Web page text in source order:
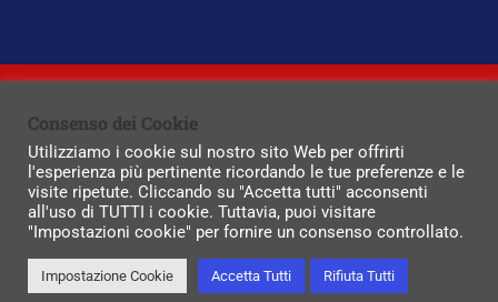
Privacy Informativa sui cookie Sitemap
Consenso dei Cookie
Utilizziamo i cookie sul nostro sito Web per offrirti
l'esperienza più pertinente ricordando le tue preferenze e le
visite ripetute. Cliccando su "Accetta tutti" acconsenti
all'uso di TUTTI i cookie. Tuttavia, puoi visitare
"Impostazioni cookie" per fornire un consenso controllato.
Impostazione Cookie Accetta Tutti Rifiuta Tutti